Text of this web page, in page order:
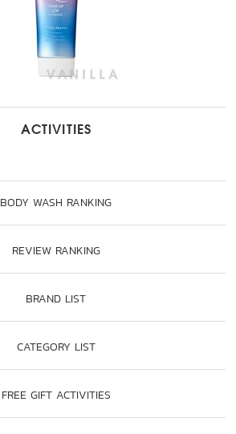
ACTIVITIES
BODY WASH RANKING
REVIEW RANKING
BRAND LIST
CATEGORY LIST
FREE GIFT ACTIVITIES